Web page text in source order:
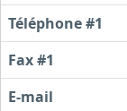
Téléphone #1
Fax #1
E-mail